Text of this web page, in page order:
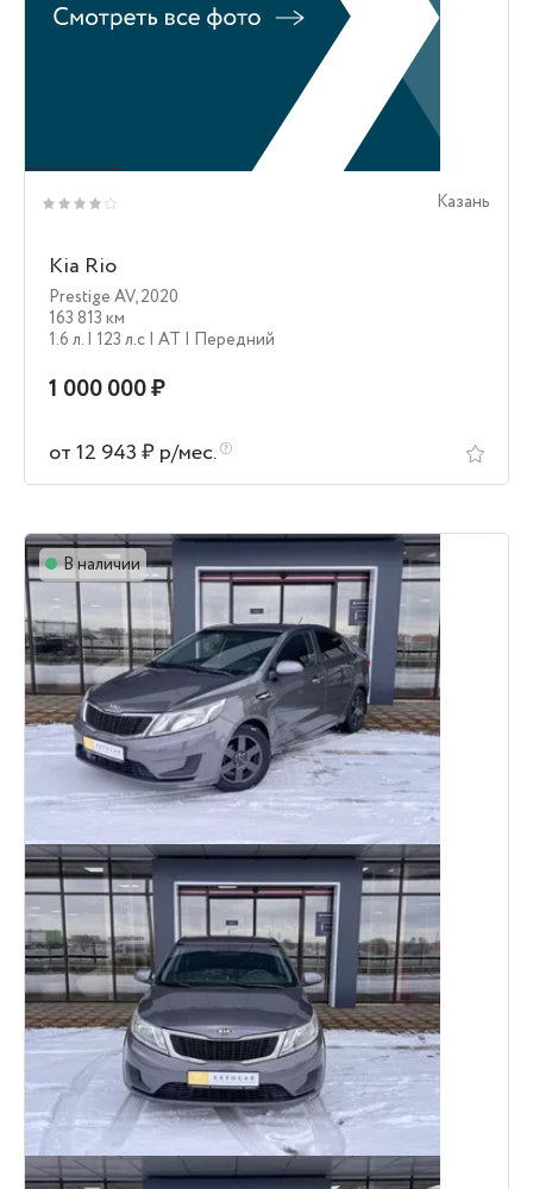
Казань
Kia Rio
Prestige AV,2020
163 813 км
1.6 л. | 123 л.c | AT | Передний
1 000 000 ₽
от 12 943 ₽ р/мес.
В наличии